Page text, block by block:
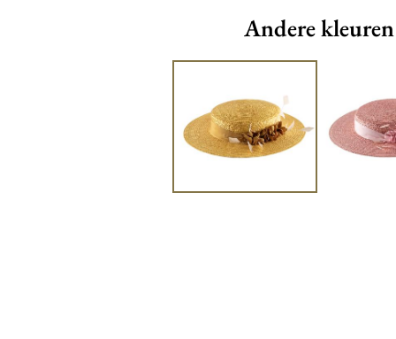
Andere kleuren